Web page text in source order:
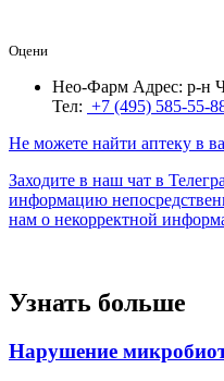
Оцени
Нео-Фарм Адрес: р-н
Тел: +7 (495) 585-55-
Не можете найти аптеку в
Заходите в наш чат в
информацию
нам о некорректной
Узнать больше
Нарушение